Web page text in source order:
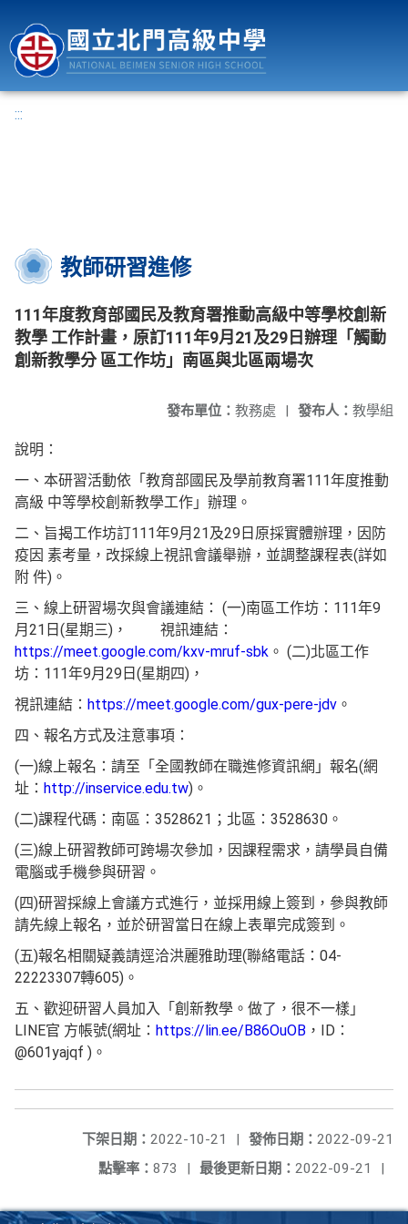
:::
教師研習進修
111年度教育部國民及教育署推動高級中等學校創新
教學 工作計畫，原訂111年9月21及29日辦理「觸動
創新教學分 區工作坊」南區與北區兩場次
發布人： 教學組
發布單位： 教務處 |
說明：
一、本研習活動依「教育部國民及學前教育署111年度推動
高級 中等學校創新教學工作」辦理。
二、旨揭工作坊訂111年9月21及29日原採實體辦理，因防
疫因 素考量，改採線上視訊會議舉辦，並調整課程表(詳如
附 件)。
三、線上研習場次與會議連結： (一)南區工作坊：111年9
月21日(星期三)， 視訊連結：
https://meet.google.com/kxv-mruf-sbk 。 (二)北區工作
坊：111年9月29日(星期四)，
視訊連結： https://meet.google.com/gux-pere-jdv 。
四、報名方式及注意事項：
(一)線上報名：請至「全國教師在職進修資訊網」報名(網
址： http://inservice.edu.tw)。
(二)課程代碼：南區：3528621；北區：3528630。
(三)線上研習教師可跨場次參加，因課程需求，請學員自備
電腦或手機參與研習。
(四)研習採線上會議方式進行，並採用線上簽到，參與教師
請先線上報名，並於研習當日在線上表單完成簽到。
(五)報名相關疑義請逕洽洪麗雅助理(聯絡電話：04-
22223307轉605)。
五、歡迎研習人員加入「創新教學。做了，很不一樣」
LINE官 方帳號(網址： https://lin.ee/B86OuOB ，ID：
@601yajqf )。
發佈日期： 2022-09-21
下架日期： 2022-10-21
|
最後更新日期： 2022-09-21 |
點擊率： 873 |